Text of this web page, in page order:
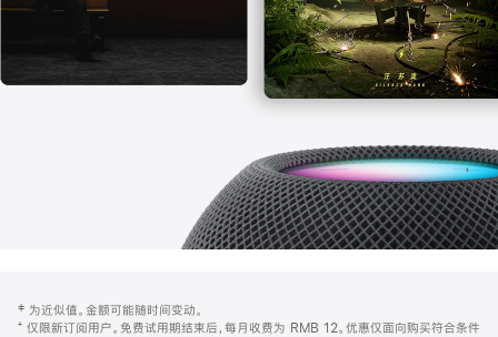
页
注
‡ 为近似值。金额可能随时间变动。
⁺ 仅限新订阅用户。免费试用期结束后，每月收费为 RMB 12。优惠仅面向购买符合条件